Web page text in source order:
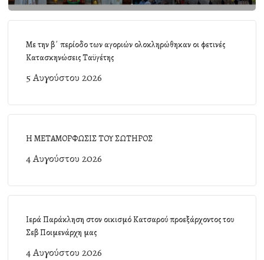
Με την β΄ περίοδο των αγοριών ολοκληρώθηκαν οι φετινές
Κατασκηνώσεις Ταϋγέτης
5 Αυγούστου 2026
Η ΜΕΤΑΜΟΡΦΩΣΙΣ ΤΟΥ ΣΩΤΗΡΟΣ
4 Αυγούστου 2026
Ιερά Παράκληση στον οικισμό Κατσαρού προεξάρχοντος του
Σεβ Ποιμενάρχη μας
4 Αυγούστου 2026